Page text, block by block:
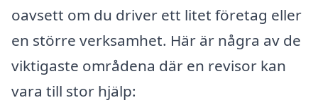
oavsett om du driver ett litet företag eller
en större verksamhet. Här är några av de
viktigaste områdena där en revisor kan
vara till stor hjälp: